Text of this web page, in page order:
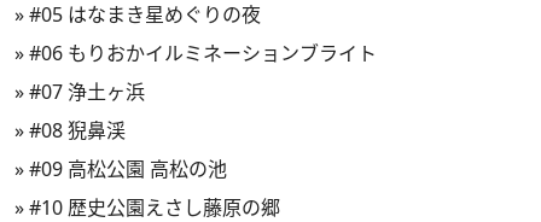
»#05 はなまき星めぐりの夜
»#06 もりおかイルミネーションブライト
»#07 浄土ヶ浜
»#08 猊鼻渓
»#09 高松公園 高松の池
»#10 歴史公園えさし藤原の郷